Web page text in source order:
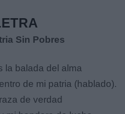
Sin Pobres
la balada del alma
de mi patria (hablado).
de verdad